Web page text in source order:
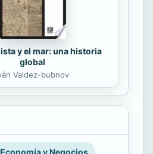
y el mar: una historia
global
Valdez-bubnov